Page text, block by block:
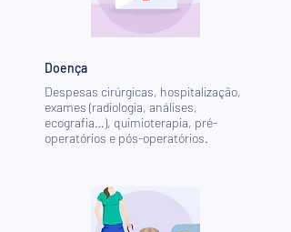
Doença
Despesas cirúrgicas, hospitalização,
exames (radiologia, análises,
ecografia…), quimioterapia, pré-
operatórios e pós-operatórios.